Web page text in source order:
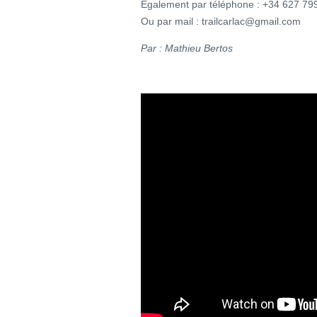
Egalement par téléphone : +34 627
Ou par mail : trailcarlac@gmail.com
Par : Mathieu Bertos